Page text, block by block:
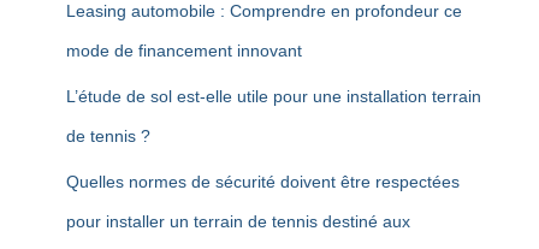
Leasing automobile : Comprendre en profondeur ce
mode de financement innovant
L’étude de sol est-elle utile pour une installation terrain
de tennis ?
Quelles normes de sécurité doivent être respectées
pour installer un terrain de tennis destiné aux